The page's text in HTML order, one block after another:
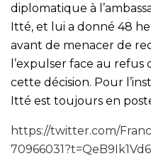
diplomatique à
Itté, et lui a donné 48
avant de menacer de
l’expulser face au refus
cette décision. Pour
Itté est toujours en
https://twitter.com/